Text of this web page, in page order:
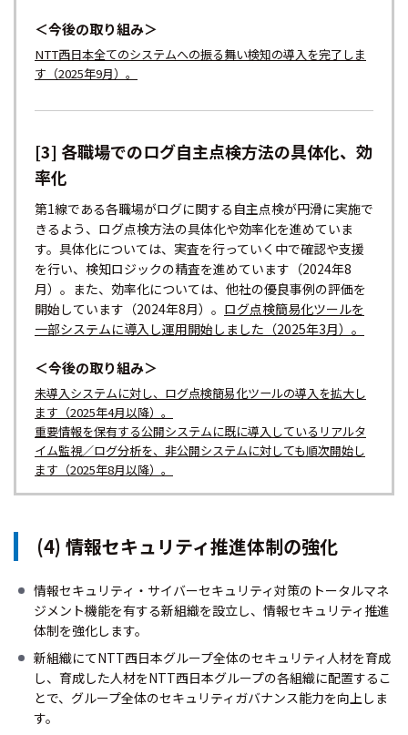
＜今後の取り組み＞
NTT西日本全てのシステムへの振る舞い検知の導入を完了しま
す（2025年9月）。
[3] 各職場でのログ自主点検方法の具体化、効
率化
第1線である各職場がログに関する自主点検が円滑に実施で
きるよう、ログ点検方法の具体化や効率化を進めていま
す。具体化については、実査を行っていく中で確認や支援
を行い、検知ロジックの精査を進めています（2024年8
月）。また、効率化については、他社の優良事例の評価を
開始しています（2024年8月）。 ログ点検簡易化ツールを
一部システムに導入し運用開始しました（2025年3月）。
＜今後の取り組み＞
未導入システムに対し、ログ点検簡易化ツールの導入を拡大し
ます（2025年4月以降）。
重要情報を保有する公開システムに既に導入しているリアルタ
イム監視／ログ分析を、非公開システムに対しても順次開始し
ます（2025年8月以降）。
(4) 情報セキュリティ推進体制の強化
情報セキュリティ・サイバーセキュリティ対策のトータルマネ
ジメント機能を有する新組織を設立し、情報セキュリティ推進
体制を強化します。
新組織にてNTT西日本グループ全体のセキュリティ人材を育成
し、育成した人材をNTT西日本グループの各組織に配置するこ
とで、グループ全体のセキュリティガバナンス能力を向上しま
す。